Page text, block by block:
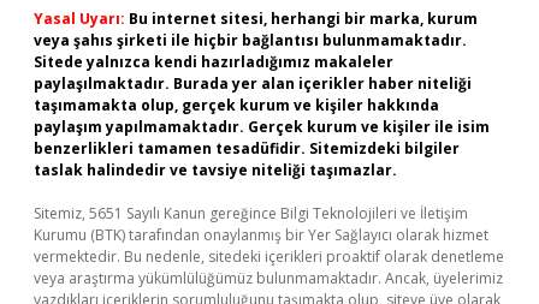
Yasal Uyarı: Bu internet sitesi, herhangi bir marka, kurum
veya şahıs şirketi ile hiçbir bağlantısı bulunmamaktadır.
Sitede yalnızca kendi hazırladığımız makaleler
paylaşılmaktadır. Burada yer alan içerikler haber niteliği
taşımamakta olup, gerçek kurum ve kişiler hakkında
paylaşım yapılmamaktadır. Gerçek kurum ve kişiler ile isim
benzerlikleri tamamen tesadüfidir. Sitemizdeki bilgiler
taslak halindedir ve tavsiye niteliği taşımazlar.
Sitemiz, 5651 Sayılı Kanun gereğince Bilgi Teknolojileri ve İletişim
Kurumu (BTK) tarafından onaylanmış bir Yer Sağlayıcı olarak hizmet
vermektedir. Bu nedenle, sitedeki içerikleri proaktif olarak denetleme
veya araştırma yükümlülüğümüz bulunmamaktadır. Ancak, üyelerimiz
yazdıkları içeriklerin sorumluluğunu taşımakta olup, siteye üye olarak